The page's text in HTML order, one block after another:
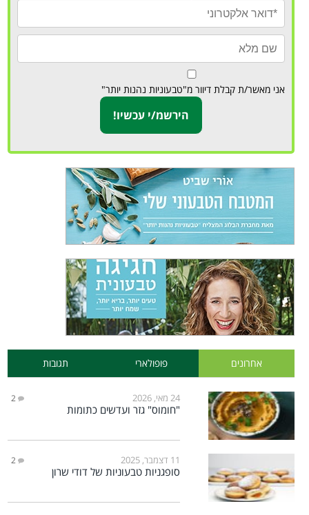
אני מאשר/ת קבלת דיוור מ"טבעוניות נהנות יותר"
אחרונים פופולארי תגובות
24 מאי, 2026 2
"חומוס" גזר ועדשים כתומות
11 דצמבר, 2025 2
סופגניות טבעוניות של דודי שרון